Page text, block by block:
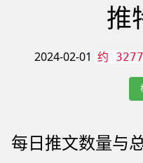
推
2024-02-01 约
每日推文数量与